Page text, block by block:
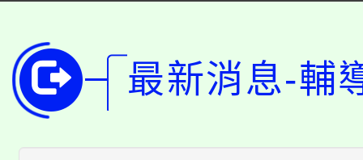
局官網。
8月14至27日，桃園電
開!
115年桃園市運動會8/
田徑場及游泳池舉行。
最新消息-輔